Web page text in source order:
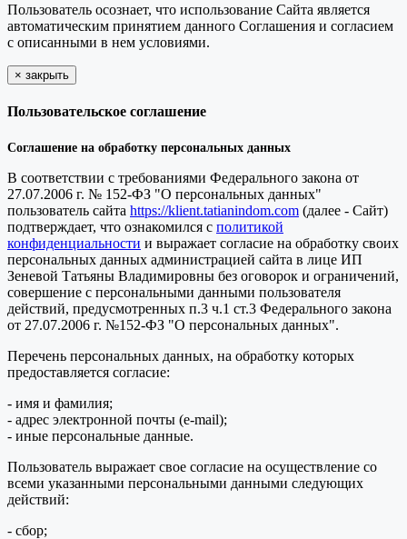
Пользователь осознает, что использование Сайта является
автоматическим принятием данного Соглашения и согласием
с описанными в нем условиями.
× закрыть
Пользовательское соглашение
Соглашение на обработку персональных данных
В соответствии с требованиями Федерального закона от
27.07.2006 г. № 152-ФЗ "О персональных данных"
пользователь сайта https://klient.tatianindom.com (далее - Сайт)
подтверждает, что ознакомился с политикой
конфиденциальности и выражает согласие на обработку своих
персональных данных администрацией сайта в лице ИП
Зеневой Татьяны Владимировны без оговорок и ограничений,
совершение с персональными данными пользователя
действий, предусмотренных п.3 ч.1 ст.3 Федерального закона
от 27.07.2006 г. №152-ФЗ "О персональных данных".
Перечень персональных данных, на обработку которых
предоставляется согласие:
- имя и фамилия;
- адрес электронной почты (e-mail);
- иные персональные данные.
Пользователь выражает свое согласие на осуществление со
всеми указанными персональными данными следующих
действий:
- сбор;